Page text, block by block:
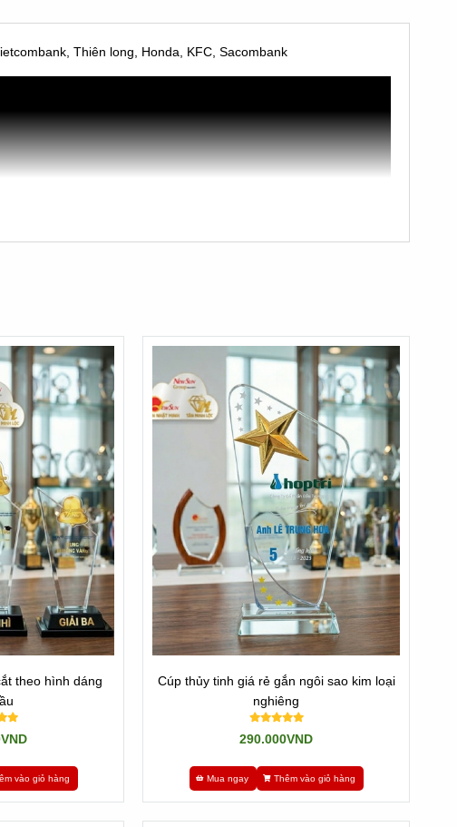
Thiên long, Honda, KFC, Sacombank
trong nội dung và hình thức. Có thể điêu khắc theo bất kỳ hình
nhập được. Mà độ tinh tế chỉ bằng khoảng 85-90% hàng nhập.
theo hình dáng
vào giỏ hàng
Cúp thủy tinh giá rẻ gắn ngôi sao kim loại
nghiêng
290.000VND
Mua ngay Thêm vào giỏ hàng